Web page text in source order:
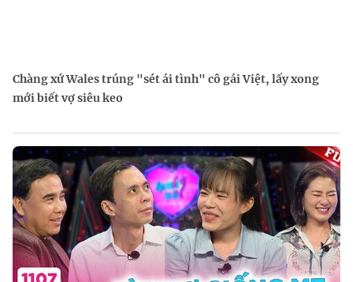
Chàng xứ Wales trúng "sét ái tình" cô gái Việt, lấy xong
mới biết vợ siêu keo